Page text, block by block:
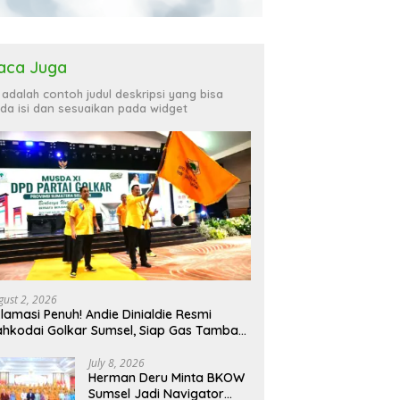
Juga
adalah contoh judul deskripsi yang bisa
isi dan sesuaikan pada widget
2, 2026
Penuh! Andie Dinialdie Resmi
Golkar Sumsel, Siap Gas Tambah
July 8, 2026
Herman Deru Minta BKOW
Sumsel Jadi Navigator